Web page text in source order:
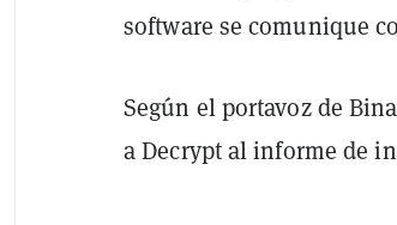
software se comunique
Según el portavoz de
a Decrypt al informe de